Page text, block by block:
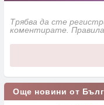
Трябва да сте
коментирате.
Още новини от